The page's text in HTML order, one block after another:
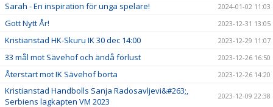
Sarah - En inspiration för unga spelare! 2024-01-02 11:03
Gott Nytt År! 2023-12-31 13:05
Kristianstad HK-Skuru IK 30 dec 14:00 2023-12-29 11:07
33 mål mot Sävehof och ändå förlust 2023-12-26 16:50
Återstart mot IK Sävehof borta 2023-12-26 14:20
Kristianstad Handbolls Sanja Radosavljevi&#263;,
Serbiens lagkapten VM 2023
2023-12-09 22:38